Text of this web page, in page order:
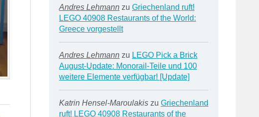
Andres Lehmannzu Griechenland ruft!
LEGO 40908 Restaurants of the World:
Greece vorgestellt
Andres Lehmannzu LEGO Pick a Brick
August-Update: Monorail-Teile und 100
weitere Elemente verfügbar! [Update]
Katrin Hensel-Maroulakiszu Griechenland
ruft! LEGO 40908 Restaurants of the